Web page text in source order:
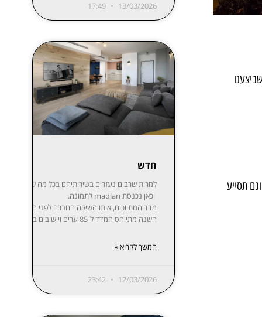
תסייע
13/03/2026
חדש
למרות שרבים נעזרים בשירותיהם בכל מה שקשור
וכאן נכנסת madlan לתמונה.
השנה מתייחס המדד ל-85 ערים ויישובים בפריסה נרחבת: ת”א-יפו, חיפה והקריות, ירושלים, רעננה, חולון-בת ים, ראשון לציון, באר שבע, נתניה, הרצליה, פתח תקווה-רמת גן, אזור השומרון, חדרה והסביבה, עמק יזרעאל, עוטף עזה ועוד. המידע מפורסם בשקיפות באתר מדלן וזמין בחינם לכל המעוניין.
המשך לקרוא »
12/03/2026